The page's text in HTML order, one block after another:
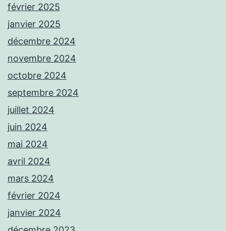
février 2025
janvier 2025
décembre 2024
novembre 2024
octobre 2024
septembre 2024
juillet 2024
juin 2024
mai 2024
avril 2024
mars 2024
février 2024
janvier 2024